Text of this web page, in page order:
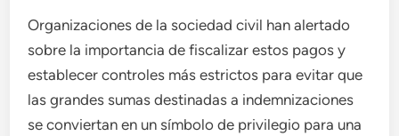
Organizaciones de la sociedad civil han alertado
sobre la importancia de fiscalizar estos pagos y
establecer controles más estrictos para evitar que
las grandes sumas destinadas a indemnizaciones
se conviertan en un símbolo de privilegio para una